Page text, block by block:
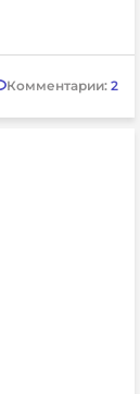
Комментарии: 2